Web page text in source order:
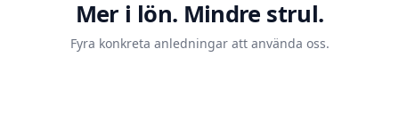
Mer i lön. Mindre strul.
Fyra konkreta anledningar att använda oss.